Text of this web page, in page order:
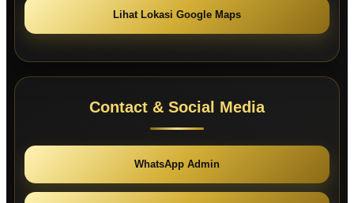
Lihat Lokasi Google Maps
Contact & Social Media
WhatsApp Admin